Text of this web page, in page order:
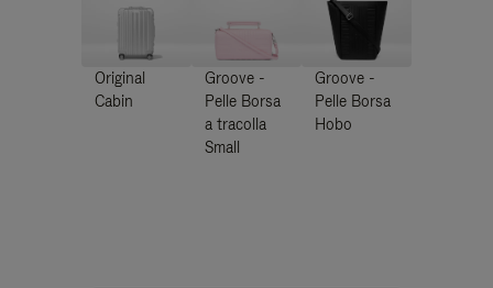
Original
Cabin
Groove -
Pelle Borsa
a tracolla
Small
Groove -
Pelle Borsa
Hobo